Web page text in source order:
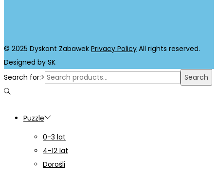
© 2025 Dyskont Zabawek Privacy Policy All rights reserved.
Designed by SK
Search for:>
Search
Puzzle
0-3 lat
4-12 lat
Dorośli